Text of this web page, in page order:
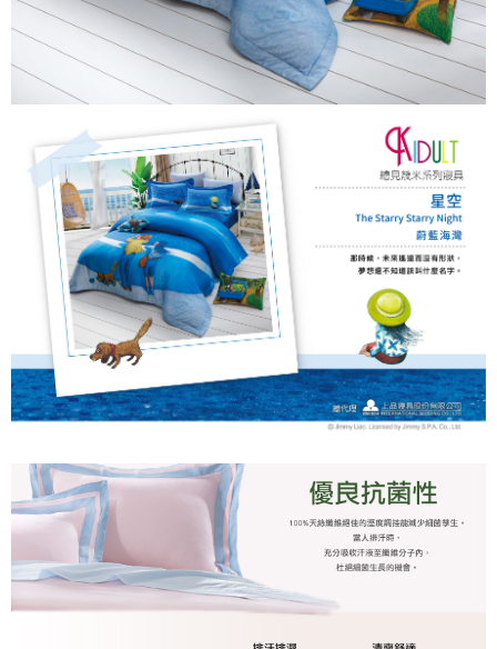
請求用戶進行身份認證。
５．嚴禁一人註冊多個帳號或使用他人資訊註冊。若發現惡意使用之情形，
恩沛科技股份有限公司將有權停止該用戶之使用額度並採取法律行動。